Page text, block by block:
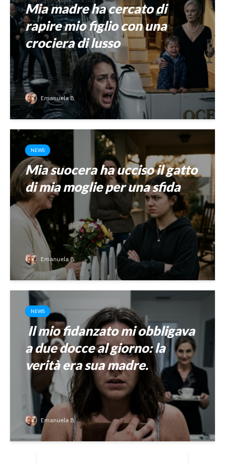
Mia madre ha cercato di
rapire mio figlio con una
crociera di lusso
Emanuela B.
NEWS
Mia suocera ha ucciso il gatto
di mia moglie per una sfida
Emanuela B.
NEWS
Il mio fidanzato mi obbligava
a due docce al giorno: la
verità era sua madre.
Emanuela B.